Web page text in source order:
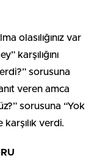
olasılığınız var
karşılığını
sorusuna
veren amca
sorusuna “Yok
verdi.